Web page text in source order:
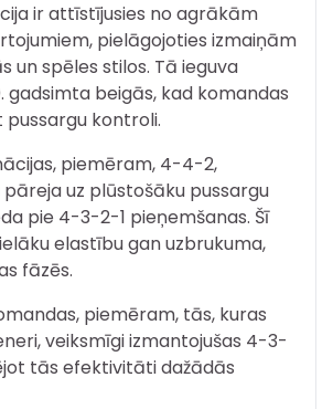
ir attīstījusies no agrākām
pielāgojoties izmaiņām
un spēles stilos. Tā ieguva
gadsimta beigās, kad komandas
kontroli.
piemēram, 4-4-2,
uz plūstošāku pussargu
pie 4-3-2-1 pieņemšanas. Šī
elastību gan uzbrukuma,
fāzēs.
piemēram, tās, kuras
veiksmīgi izmantojušas 4-3-
tās efektivitāti dažādās